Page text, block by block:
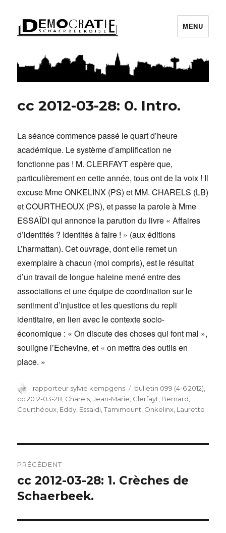
Démocratie Schaerbeekoise
MENU
cc 2012-03-28: 0. Intro.
La séance commence passé le quart d’heure
académique. Le système d’amplification ne
fonctionne pas ! M. CLERFAYT espère que,
particulièrement en cette année, tous ont de la voix ! Il
excuse Mme ONKELINX (PS) et MM. CHARELS (LB)
et COURTHEOUX (PS), et passe la parole à Mme
ESSAÏDI qui annonce la parution du livre « Affaires
d’identités ? Identités à faire ! » (aux éditions
L’harmattan). Cet ouvrage, dont elle remet un
exemplaire à chacun (moi compris), est le résultat
d’un travail de longue haleine mené entre des
associations et une équipe de coordination sur le
sentiment d’injustice et les questions du repli
identitaire, en lien avec le contexte socio-
économique : « On discute des choses qui font mal »,
souligne l’Echevine, et « on mettra des outils en
place. »
Auteur
rapporteur sylvie kempgens Catégories
bulletin 099 (4-6 2012)
cc 2012-03-28 Charels, Jean-Marie Clerfayt, Bernard
Courthéoux, Eddy Essaidi, Tamimount Onkelinx, Laurette
de
l’article
PRÉCÉDENT
Article
précédent :
cc 2012-03-28: 1. Crèches de
Schaerbeek.